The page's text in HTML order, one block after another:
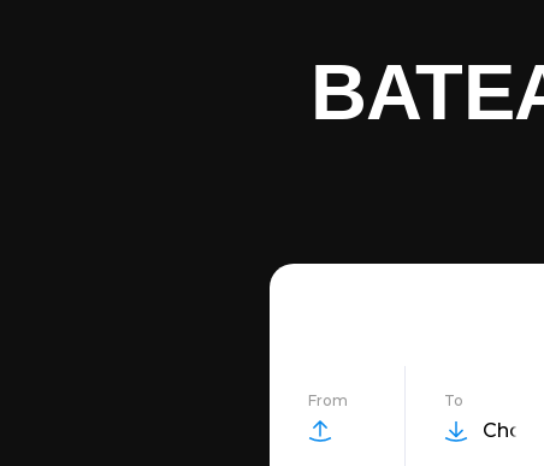
From To